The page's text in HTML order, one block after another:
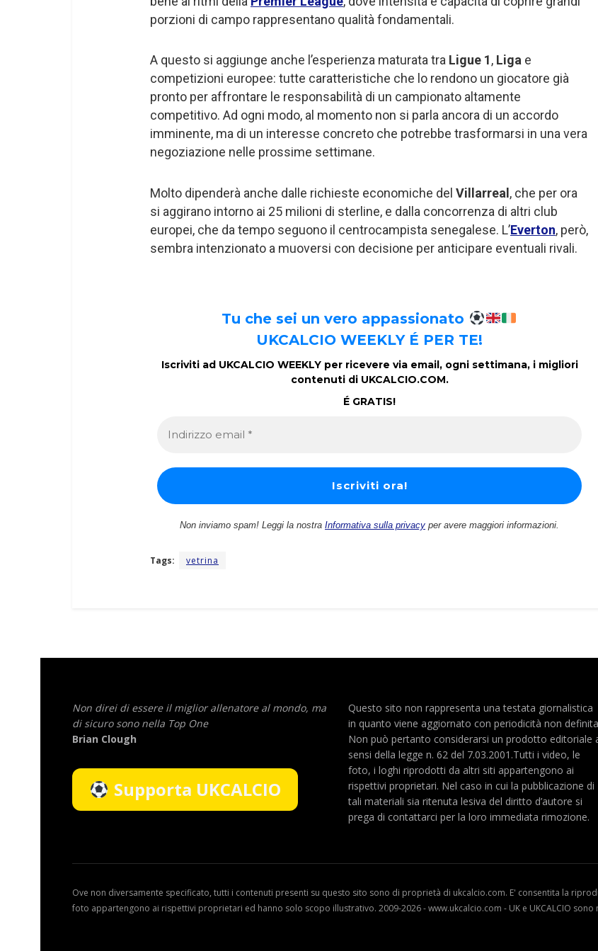
porzioni di campo rappresentano qualità fondamentali.
A questo si aggiunge anche l’esperienza maturata tra Ligue 1, Liga e
competizioni europee: tutte caratteristiche che lo rendono un giocatore già
pronto per affrontare le responsabilità di un campionato altamente
competitivo. Ad ogni modo, al momento non si parla ancora di un accordo
imminente, ma di un interesse concreto che potrebbe trasformarsi in una vera
negoziazione nelle prossime settimane.
Molto dipenderà anche dalle richieste economiche del Villarreal, che per ora
si aggirano intorno ai 25 milioni di sterline, e dalla concorrenza di altri club
europei, che da tempo seguono il centrocampista senegalese. L’Everton, però,
sembra intenzionato a muoversi con decisione per anticipare eventuali rivali.
Tu che sei un vero appassionato
UKCALCIO WEEKLY É PER TE!
Iscriviti ad UKCALCIO WEEKLY per ricevere via email, ogni settimana, i migliori
contenuti di UKCALCIO.COM.
É GRATIS!
Non inviamo spam! Leggi la nostra Informativa sulla privacy per avere maggiori informazioni.
Tags: vetrina
Non direi di essere il miglior allenatore al mondo, ma
di sicuro sono nella Top One
Brian Clough
Supporta UKCALCIO
Questo sito non rappresenta una testata giornalistica
in quanto viene aggiornato con periodicità non
Non può pertanto considerarsi un prodotto editoriale
sensi della legge n. 62 del 7.03.2001.Tutti i video, le
foto, i loghi riprodotti da altri siti appartengono ai
rispettivi proprietari. Nel caso in cui la pubblicazione di
tali materiali sia ritenuta lesiva del diritto d’autore si
prega di contattarci per la loro immediata rimozione.
Ove non diversamente specificato, tutti i contenuti presenti su questo sito sono di proprietà di ukcalcio.com. E' consentita la
foto appartengono ai rispettivi proprietari ed hanno solo scopo illustrativo. 2009-2026 - www.ukcalcio.com - UK e UKCALCIO sono